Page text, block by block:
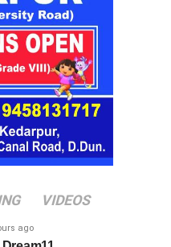
VIDEOS
ago